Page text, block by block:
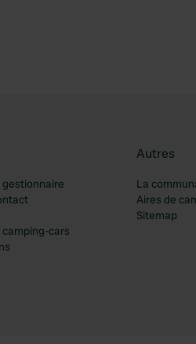
cars
Autres
La
Aires de
Sitemap